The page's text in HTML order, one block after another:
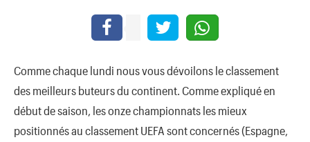
Comme chaque lundi nous vous dévoilons le classement
des meilleurs buteurs du continent. Comme expliqué en
début de saison, les onze championnats les mieux
positionnés au classement UEFA sont concernés (Espagne,